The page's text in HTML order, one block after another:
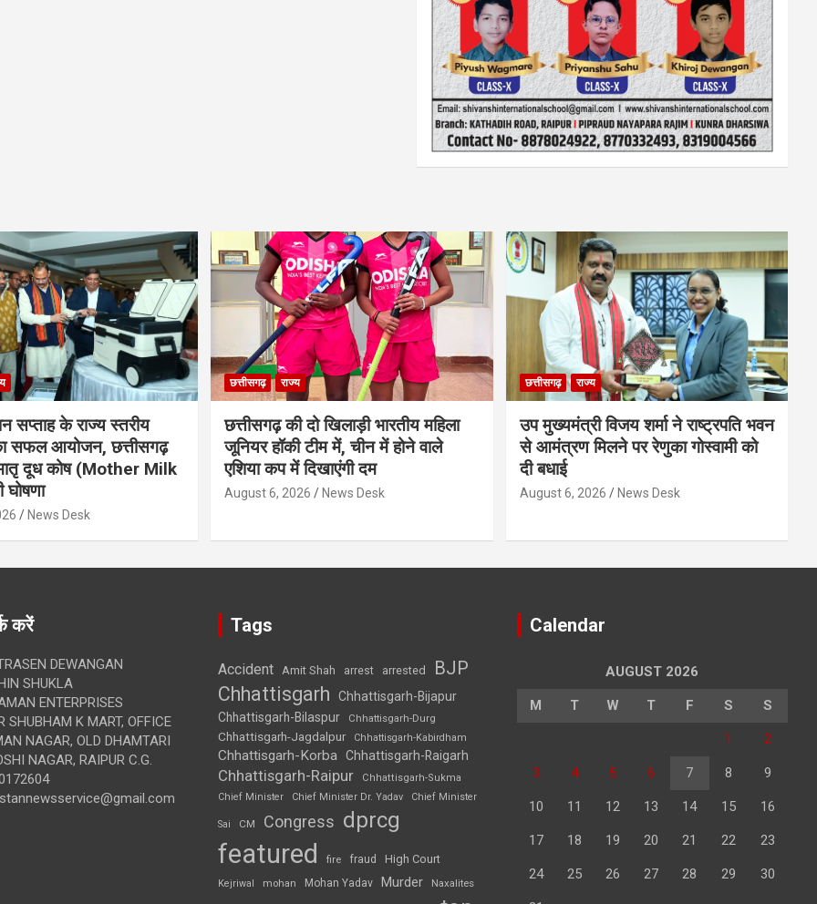
सप्ताह के राज्य स्तरीय
सफल आयोजन, छत्तीसगढ़
दूध कोष (Mother Milk
News Desk
छत्तीसगढ़ राज्य
छत्तीसगढ़ की दो खिलाड़ी भारतीय महिला
जूनियर हॉकी टीम में, चीन में होने वाले
एशिया कप में दिखाएंगी दम
August 6, 2026 News Desk
छत्तीसगढ़ राज्य
उप मुख्यमंत्री विजय शर्मा ने राष्ट्रपति भवन
से आमंत्रण मिलने पर रेणुका गोस्वामी को
दी बधाई
August 6, 2026 News Desk
करें
DEWANGAN
SHUKLA
ENTERPRISES
SHUBHAM K MART, OFFICE
NAGAR, OLD DHAMTARI
NAGAR, RAIPUR C.G.
Tags
Accident Amit Shah arrest arrested BJP
Chhattisgarh
Chhattisgarh-Bijapur
Chhattisgarh-Bilaspur
Chhattisgarh-Durg
Chhattisgarh-Jagdalpur Chhattisgarh-Kabirdham
Chhattisgarh-Korba Chhattisgarh-Raigarh
Chhattisgarh-Raipur
Chhattisgarh-Sukma
Chief Minister
Chief Minister Dr. Yadav Chief Minister
Sai CM Congress dprcg
featured fire fraud High Court
Kejriwal mohan Mohan Yadav Murder Naxalites
Calendar
AUGUST 2026
M T W T F S S
1 2
3 4 5 6 7 8 9
10 11 12 13 14 15 16
17 18 19 20 21 22 23
24 25 26 27 28 29 30